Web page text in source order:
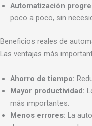
Automatización
poco a poco, sin
Beneficios reales de
Las ventajas más
Ahorro de tiempo:
Mayor productividad:
más importantes.
Menos errores: La